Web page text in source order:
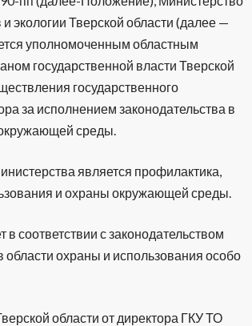
экологии Тверской области (далее —
уполномоченным областным
государственной власти Тверской
государственного
за исполнением законодательства в
среды.
является профилактика,
и охраны окружающей среды.
соответствии с законодательством
области охраны и использования особо
области от директора ГКУ ТО